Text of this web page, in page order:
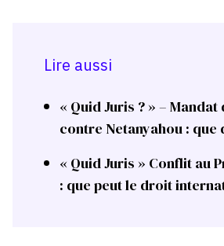
Lire aussi
« Quid Juris ? » – Mandat
contre Netanyahou : que
« Quid Juris » Conflit au
: que peut le droit